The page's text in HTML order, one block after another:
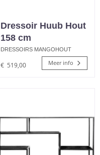
Dressoir Huub Hout
158 cm
DRESSOIRS MANGOHOUT
€ 519,00 Meer info